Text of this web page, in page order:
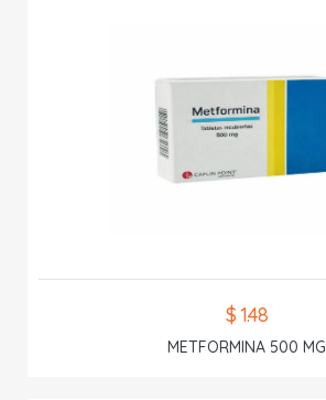
$ 1.48
METFORMINA 500 MG